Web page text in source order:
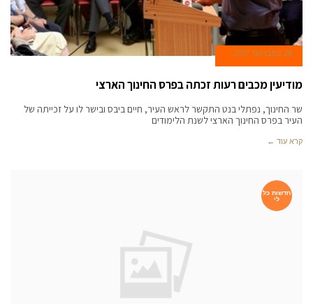
28 בפברואר 2017
מודיעין מכבים רעות זכתה בפרס החינוך הארצי
שר החינוך, נפתלי בנט התקשר לראש העיר, חיים ביבס ובישר לו על זכייתה של
העיר בפרס החינוך הארצי לשנת הלימודים
קרא עוד ←
חדשות כל
לי